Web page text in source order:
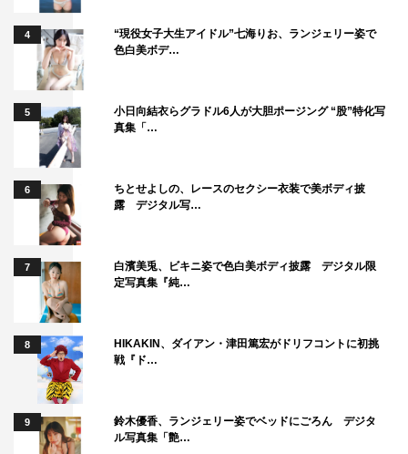
SixTONES
バイきんぐ 小峠英二
平成ノブシコブシ
松村北斗
4
“現役女子大生アイドル”七海りお、ランジェリー姿で
色白美ボデ…
5
小日向結衣らグラドル6人が大胆ポージング “股”特化写
真集「…
6
ちとせよしの、レースのセクシー衣装で美ボディ披
露 デジタル写…
7
白濱美兎、ビキニ姿で色白美ボディ披露 デジタル限
定写真集『純…
8
HIKAKIN、ダイアン・津田篤宏がドリフコントに初挑
戦『ド…
9
鈴木優香、ランジェリー姿でベッドにごろん デジタ
ル写真集「艶…